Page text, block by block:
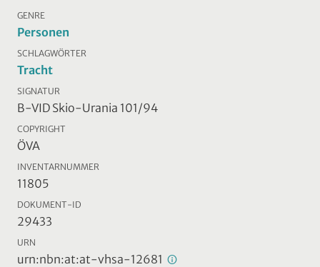
GENRE
Personen
SCHLAGWÖRTER
Tracht
SIGNATUR
B-VID Skio-Urania 101/94
COPYRIGHT
ÖVA
INVENTARNUMMER
11805
DOKUMENT-ID
29433
URN
urn:nbn:at:at-vhsa-12681